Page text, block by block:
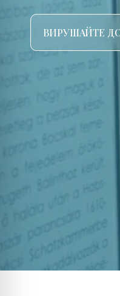
ВИРУШАЙТЕ ДО